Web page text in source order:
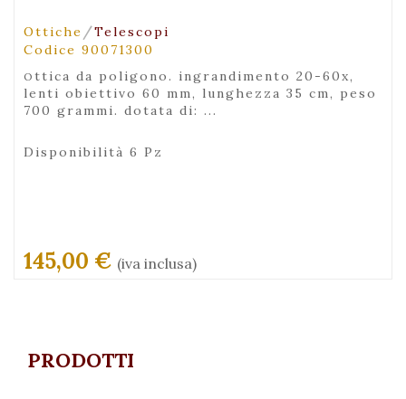
Ottiche /Telescopi
Codice 90071300
ottica da poligono. ingrandimento 20-60x,
lenti obiettivo 60 mm, lunghezza 35 cm, peso
700 grammi. dotata di: ...
Disponibilità 6 Pz
145,00 € (iva inclusa)
PRODOTTI